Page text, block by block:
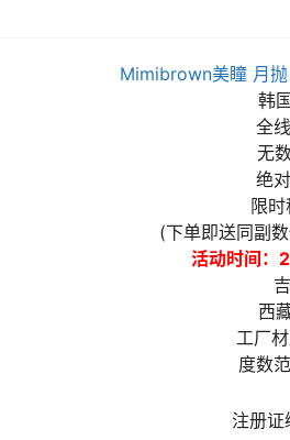
Mimibrown美瞳 月抛
韩
全
无
绝
限
(下单即送同副
活动时间
西
工厂
度数
注册证